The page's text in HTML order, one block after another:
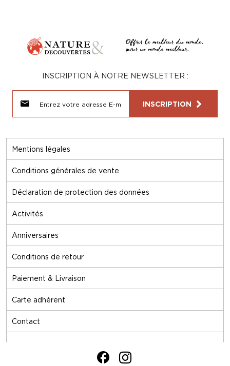
Mentions légales
Conditions générales de vente
Déclaration de protection des données
Activités
Anniversaires
Conditions de retour
Paiement & Livraison
Carte adhérent
Contact
INSCRIPTION À NOTRE NEWSLETTER :
INSCRIPTION